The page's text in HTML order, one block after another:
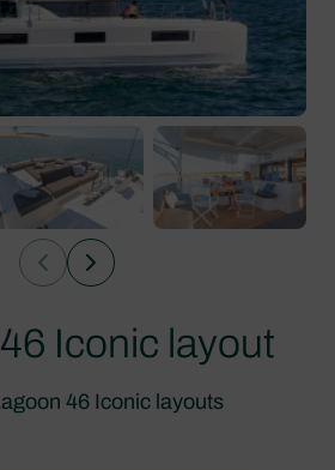
Iconic layout
46 Iconic layouts